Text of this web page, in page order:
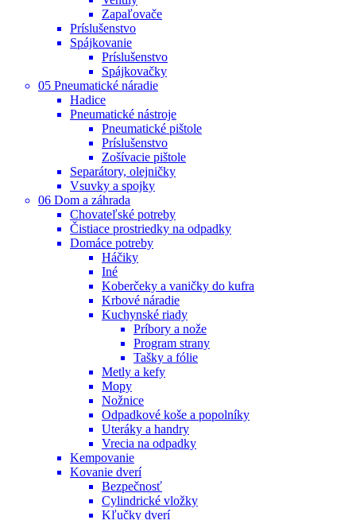
Zapaľovače
Príslušenstvo
Spájkovanie
Príslušenstvo
Spájkovačky
05 Pneumatické náradie
Hadice
Pneumatické nástroje
Pneumatické pištole
Príslušenstvo
Zošívacie pištole
Separátory, olejničky
Vsuvky a spojky
06 Dom a záhrada
Chovateľské potreby
Čistiace prostriedky na odpadky
Domáce potreby
Háčiky
Iné
Koberčeky a vaničky do kufra
Krbové náradie
Kuchynské riady
Príbory a nože
Program strany
Tašky a fólie
Metly a kefy
Mopy
Nožnice
Odpadkové koše a popolníky
Uteráky a handry
Vrecia na odpadky
Kempovanie
Kovanie dverí
Bezpečnosť
Cylindrické vložky
Kľučky dverí